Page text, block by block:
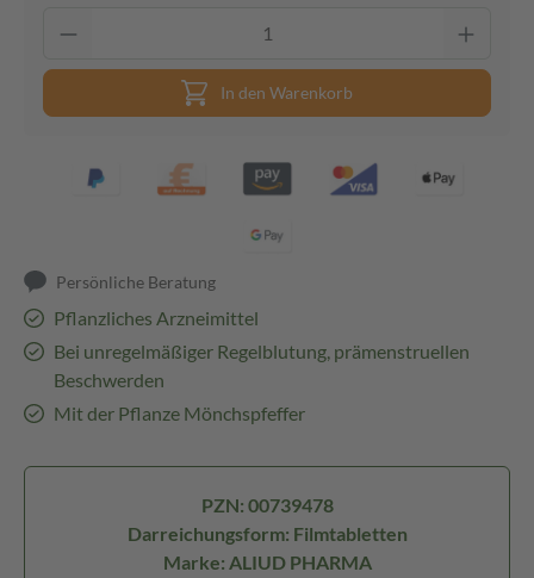
In den Warenkorb
Persönliche Beratung
Pflanzliches Arzneimittel
Bei unregelmäßiger Regelblutung, prämenstruellen
Beschwerden
Mit der Pflanze Mönchspfeffer
PZN: 00739478
Darreichungsform: Filmtabletten
Marke: ALIUD PHARMA